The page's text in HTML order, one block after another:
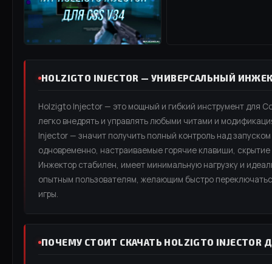
HOLZIGTO INJECTOR — УНИВЕРСАЛЬНЫЙ
Holzigto Injector — это мощный и гибкий инструмент для
легко внедрять и управлять любыми читами и
Injector — значит получить полный контроль над
одновременно, настраиваемые горячие клавиши,
Инжектор стабилен, имеет минимальную нагрузку и
опытным пользователям, желающим быстро
игры.
ПОЧЕМУ СТОИТ СКАЧАТЬ HOLZIGTO